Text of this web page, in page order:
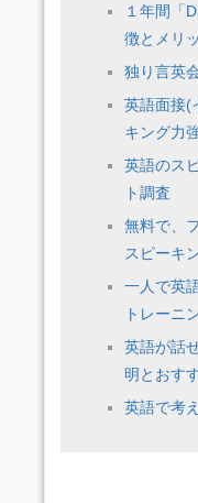
１年間「
徴とメリ
独り言英
英語面接(
キング力
英語のス
ト調査
無料で、
スピーキ
一人で英
トレーニ
英語が話
明とおす
英語で考